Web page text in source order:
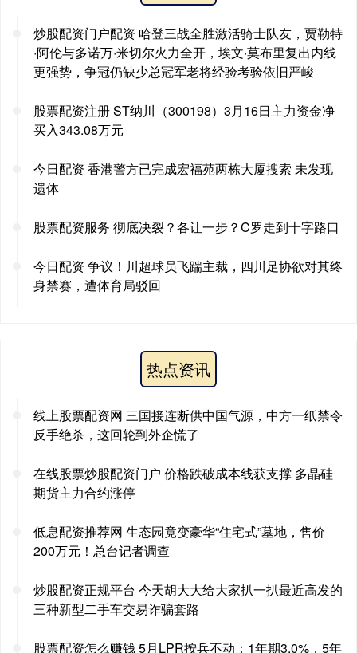
炒股配资门户配资 哈登三战全胜激活骑士队友，贾勒特
·阿伦与多诺万·米切尔火力全开，埃文·莫布里复出内线
更强势，争冠仍缺少总冠军老将经验考验依旧严峻
股票配资注册 ST纳川（300198）3月16日主力资金净
买入343.08万元
今日配资 香港警方已完成宏福苑两栋大厦搜索 未发现
遗体
股票配资服务 彻底决裂？各让一步？C罗走到十字路口
今日配资 争议！川超球员飞踹主裁，四川足协欲对其终
身禁赛，遭体育局驳回
热点资讯
线上股票配资网 三国接连断供中国气源，中方一纸禁令
反手绝杀，这回轮到外企慌了
在线股票炒股配资门户 价格跌破成本线获支撑 多晶硅
期货主力合约涨停
低息配资推荐网 生态园竟变豪华“住宅式”墓地，售价
200万元！总台记者调查
炒股配资正规平台 今天胡大大给大家扒一扒最近高发的
三种新型二手车交易诈骗套路
股票配资怎么赚钱 5月LPR按兵不动：1年期3.0%，5年